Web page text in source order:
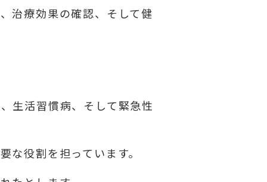
治療効果の確認、そして健
生活習慣病、そして緊急性
な役割を担っています。